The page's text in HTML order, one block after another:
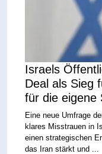
Israels
Deal als Sieg
für die eigene
Eine neue Umfrage
klares Misstrauen in
einen strategischen
das Iran stärkt und ...